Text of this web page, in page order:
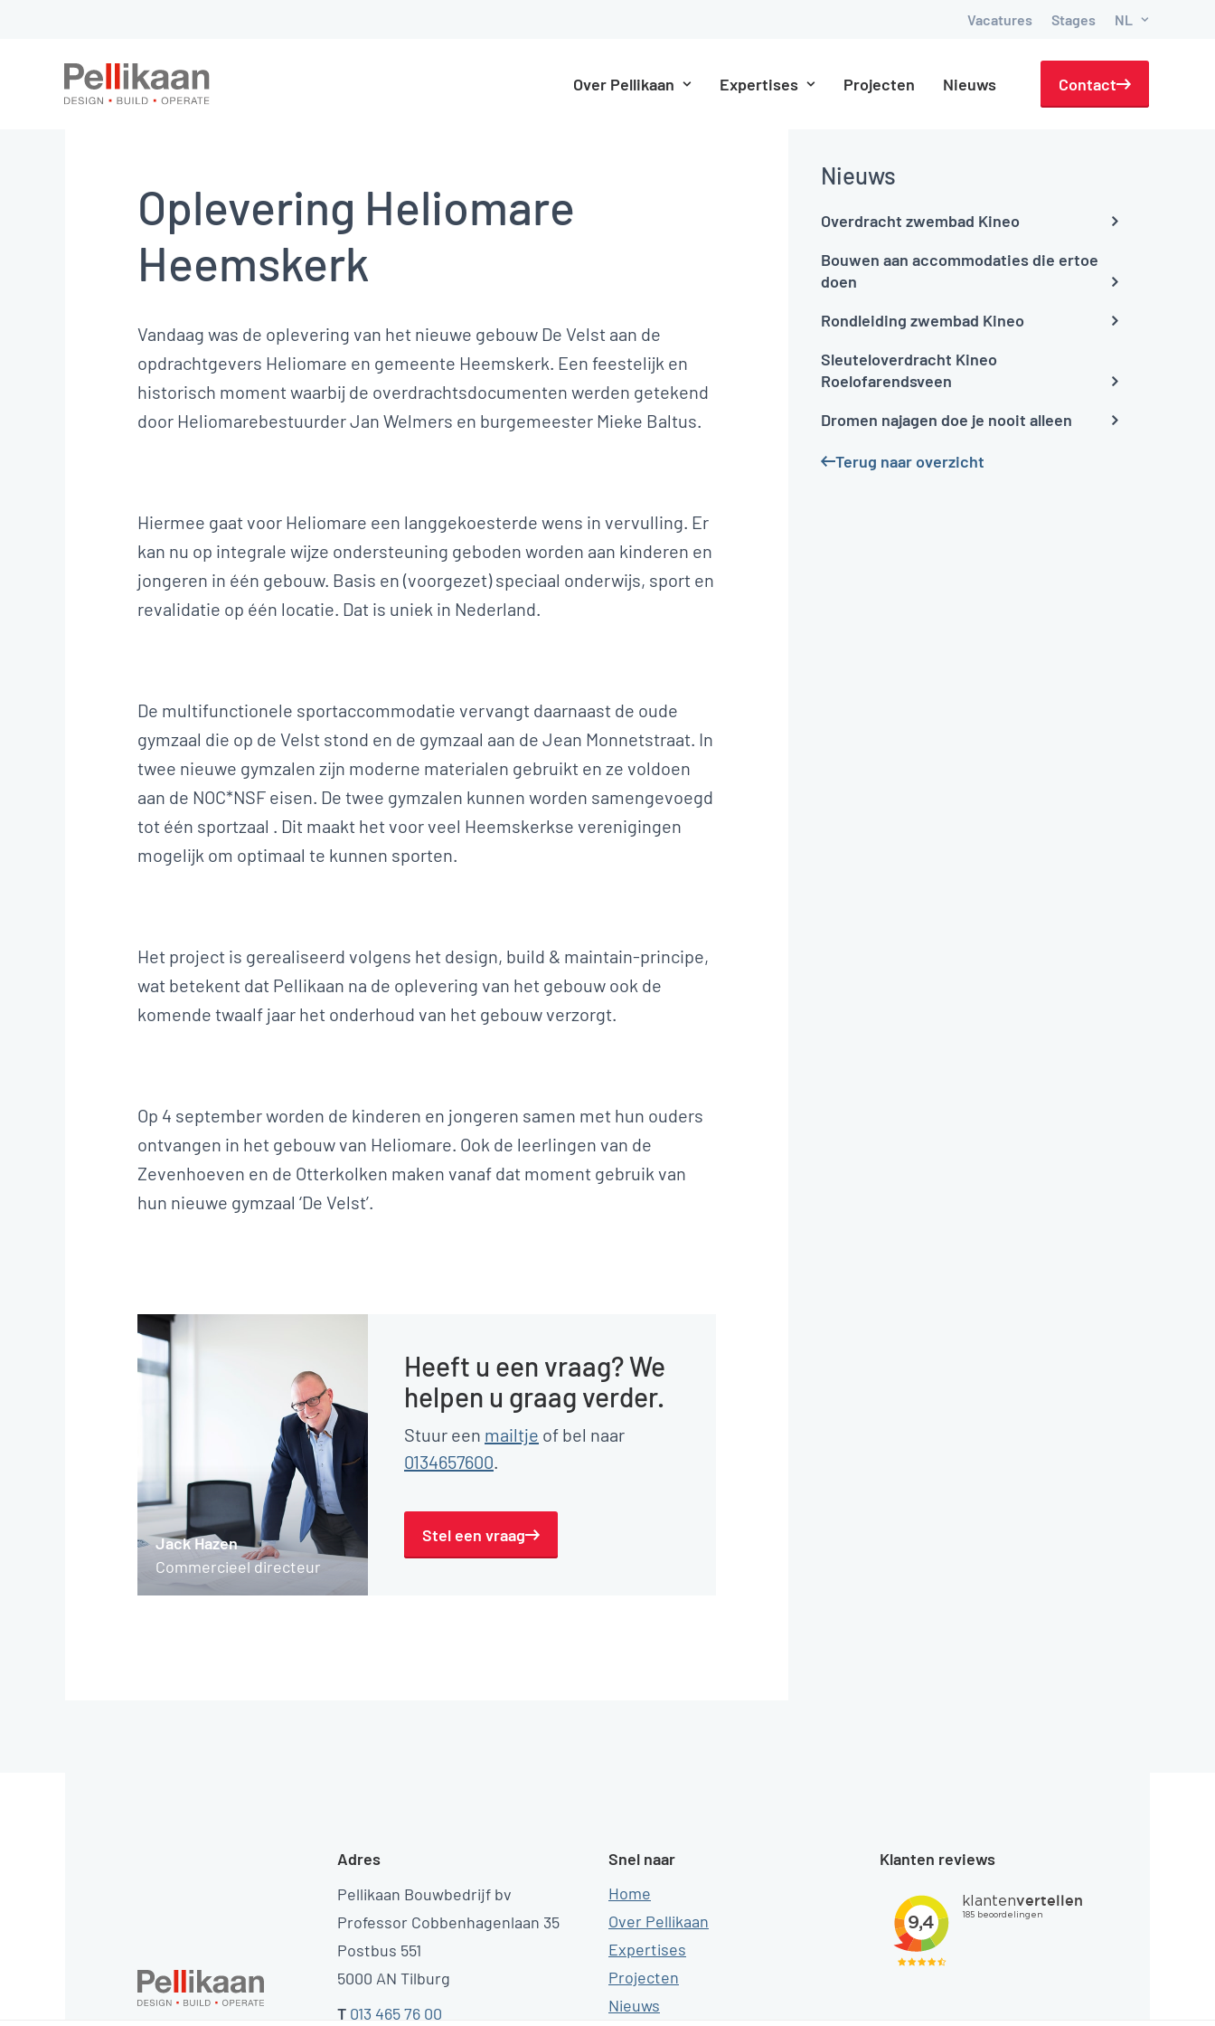
Vacatures Stages NL
Over Pellikaan Expertises Projecten Nieuws Contact
Nieuws
Overdracht zwembad Kineo
Bouwen aan accommodaties die ertoe
doen
Rondleiding zwembad Kineo
Sleuteloverdracht Kineo
Roelofarendsveen
Dromen najagen doe je nooit alleen
Terug naar overzicht
Oplevering Heliomare
Heemskerk
Vandaag was de oplevering van het nieuwe gebouw De Velst aan de
opdrachtgevers Heliomare en gemeente Heemskerk. Een feestelijk en
historisch moment waarbij de overdrachtsdocumenten werden getekend
door Heliomarebestuurder Jan Welmers en burgemeester Mieke Baltus.
Hiermee gaat voor Heliomare een langgekoesterde wens in vervulling. Er
kan nu op integrale wijze ondersteuning geboden worden aan kinderen en
jongeren in één gebouw. Basis en (voorgezet) speciaal onderwijs, sport en
revalidatie op één locatie. Dat is uniek in Nederland.
De multifunctionele sportaccommodatie vervangt daarnaast de oude
gymzaal die op de Velst stond en de gymzaal aan de Jean Monnetstraat. In
twee nieuwe gymzalen zijn moderne materialen gebruikt en ze voldoen
aan de NOC*NSF eisen. De twee gymzalen kunnen worden samengevoegd
tot één sportzaal . Dit maakt het voor veel Heemskerkse verenigingen
mogelijk om optimaal te kunnen sporten.
Het project is gerealiseerd volgens het design, build & maintain-principe,
wat betekent dat Pellikaan na de oplevering van het gebouw ook de
komende twaalf jaar het onderhoud van het gebouw verzorgt.
Op 4 september worden de kinderen en jongeren samen met hun ouders
ontvangen in het gebouw van Heliomare. Ook de leerlingen van de
Zevenhoeven en de Otterkolken maken vanaf dat moment gebruik van
hun nieuwe gymzaal ‘De Velst’.
Jack Hazen
Commercieel directeur
Heeft u een vraag? We
helpen u graag verder.
Stuur een mailtje of bel naar
0134657600.
Stel een vraag
Adres
Pellikaan Bouwbedrijf bv
Professor Cobbenhagenlaan 35
Postbus 551
5000 AN Tilburg
T 013 465 76 00
Snel naar
Home
Over Pellikaan
Expertises
Projecten
Nieuws
Klanten reviews